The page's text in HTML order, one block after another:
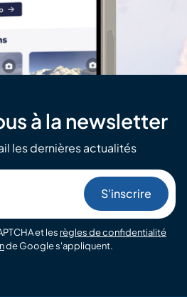
à la newsletter
les dernières actualités
et les règles de confidentialité
de Google s'appliquent.